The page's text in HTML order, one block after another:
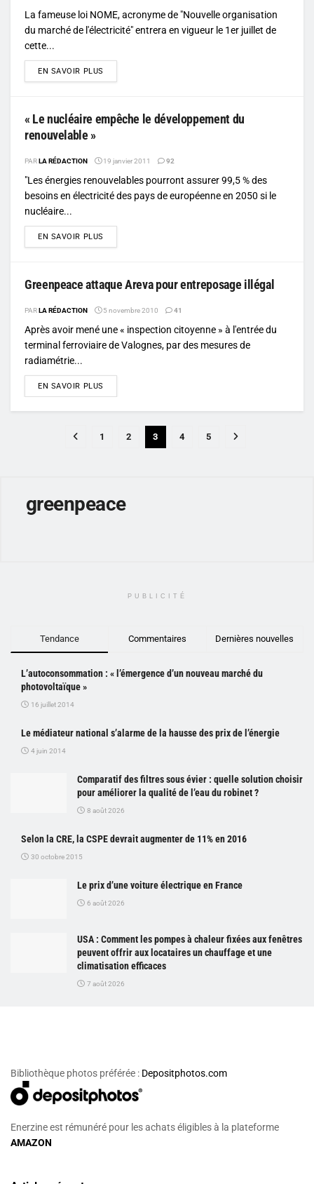
La fameuse loi NOME, acronyme de "Nouvelle organisation
du marché de l'électricité" entrera en vigueur le 1er juillet de
cette...
EN SAVOIR PLUS
« Le nucléaire empêche le développement du
renouvelable »
PARLA RÉDACTION 19 janvier 2011 92
"Les énergies renouvelables pourront assurer 99,5 % des
besoins en électricité des pays de européenne en 2050 si le
nucléaire...
EN SAVOIR PLUS
Greenpeace attaque Areva pour entreposage illégal
PARLA RÉDACTION 5 novembre 2010 41
Après avoir mené une « inspection citoyenne » à l'entrée du
terminal ferroviaire de Valognes, par des mesures de
radiamétrie...
EN SAVOIR PLUS
1 2 3 4 5
greenpeace
PUBLICITÉ
Tendance Commentaires Dernières nouvelles
L’autoconsommation : « l’émergence d’un nouveau marché du
photovoltaïque »
16 juillet 2014
Le médiateur national s’alarme de la hausse des prix de l’énergie
4 juin 2014
Comparatif des filtres sous évier : quelle solution choisir
pour améliorer la qualité de l’eau du robinet ?
8 août 2026
Selon la CRE, la CSPE devrait augmenter de 11% en 2016
30 octobre 2015
Le prix d’une voiture électrique en France
6 août 2026
USA : Comment les pompes à chaleur fixées aux fenêtres
peuvent offrir aux locataires un chauffage et une
climatisation efficaces
7 août 2026
Bibliothèque photos préférée : Depositphotos.com
Enerzine est rémunéré pour les achats éligibles à la plateforme
AMAZON